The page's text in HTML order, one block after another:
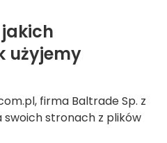
użyjemy
firma Baltrade Sp. z
swoich stronach z plików